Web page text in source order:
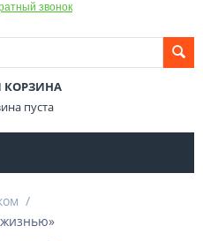
звонок
КОРЗИНА
пуста
/